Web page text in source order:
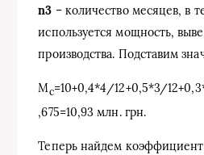
n3 – количество месяцев, в
используется мощность,
производства. Подставим
Мс=10+0,4*4/12+0,5*3/
,675=10,93 млн. грн.
Теперь найдем коэффициент